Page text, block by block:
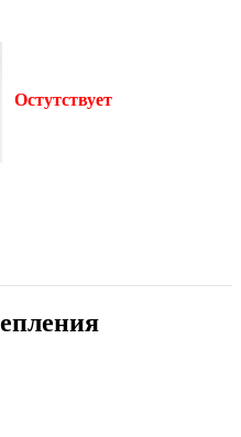
Остутствует